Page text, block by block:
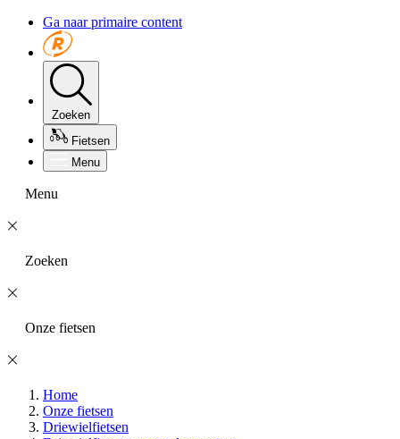
Ga naar primaire content
Zoeken
Fietsen
Menu
Menu
Zoeken
Onze fietsen
Home
Onze fietsen
Driewielfietsen